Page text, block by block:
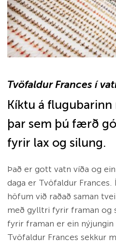
Tvöfaldur Frances í
Kíktu á
þar sem þú færð
fyrir lax og silung.
Það er gott vatn víða og
daga er Tvöfaldur
höfum við raðað saman
með gylltri fyrir framan og
fyrir framan er ein
Tvöfaldur Frances sekkur